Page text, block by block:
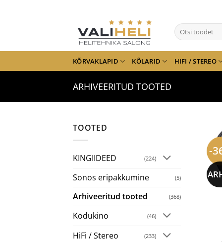
Otsi:
KÕRVAKLAPID KÕLARID HIFI / STEREO
ARHIVEERITUD TOOTED
TOOTED
KINGIIDEED (224)
Sonos eripakkumine (5)
Arhiveeritud tooted (368)
Kodukino (46)
HiFi / Stereo (233)
-